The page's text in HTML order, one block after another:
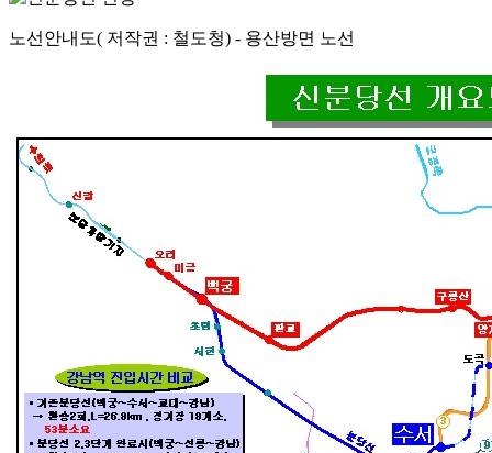
노선안내도( 저작권 : 철도청) - 용산방면 노선